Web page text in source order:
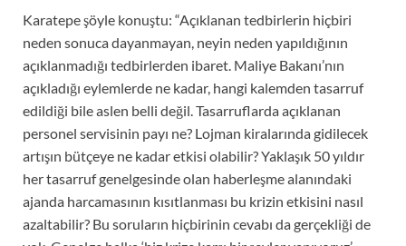
Karatepe şöyle konuştu: “Açıklanan tedbirlerin hiçbiri
neden sonuca dayanmayan, neyin neden yapıldığının
açıklanmadığı tedbirlerden ibaret. Maliye Bakanı’nın
açıkladığı eylemlerde ne kadar, hangi kalemden tasarruf
edildiği bile aslen belli değil. Tasarruflarda açıklanan
personel servisinin payı ne? Lojman kiralarında gidilecek
artışın bütçeye ne kadar etkisi olabilir? Yaklaşık 50 yıldır
her tasarruf genelgesinde olan haberleşme alanındaki
ajanda harcamasının kısıtlanması bu krizin etkisini nasıl
azaltabilir? Bu soruların hiçbirinin cevabı da gerçekliği de